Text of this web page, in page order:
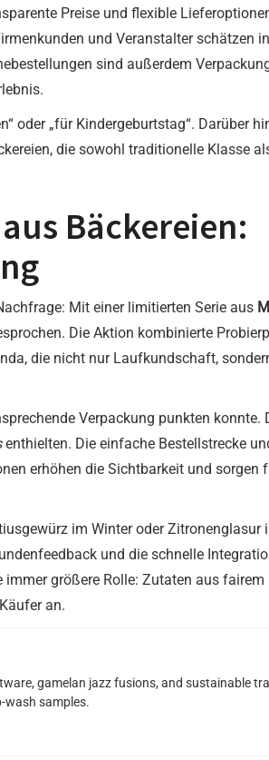
Preise und flexible
und Veranstalter schätzen
sind außerdem
oder „für Kindergeburtstag“. Darüber
die sowohl traditionelle Klasse
Bäckereien:
Mit einer limitierten Serie aus
Die Aktion kombinierte
die nicht nur Laufkundschaft,
Verpackung punkten konnte.
enthielten. Die einfache Bestellstrecke
erhöhen die Sichtbarkeit und sorgen
im Winter oder Zitronenglasur
und die schnelle
größere Rolle: Zutaten aus fairem
an.
gamelan jazz fusions, and sustainable
wash samples.